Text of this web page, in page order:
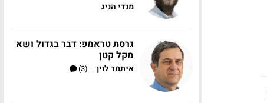
מנדי הניג
גרסת טראמפ: דבר בגדול ושא
מקל קטן
איתמר לוין |
(3)